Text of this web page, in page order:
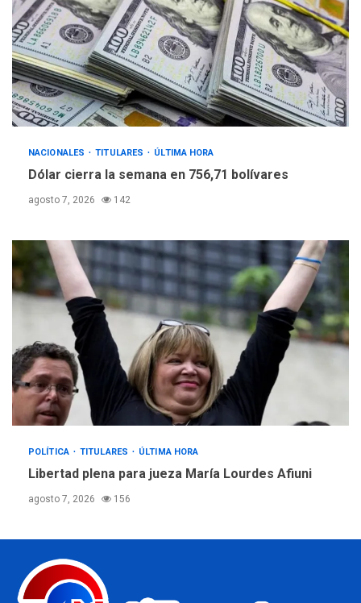
NACIONALES TITULARES ÚLTIMA HORA
Dólar cierra la semana en 756,71 bolívares
agosto 7, 2026 142
POLÍTICA TITULARES ÚLTIMA HORA
Libertad plena para jueza María Lourdes Afiuni
agosto 7, 2026 156